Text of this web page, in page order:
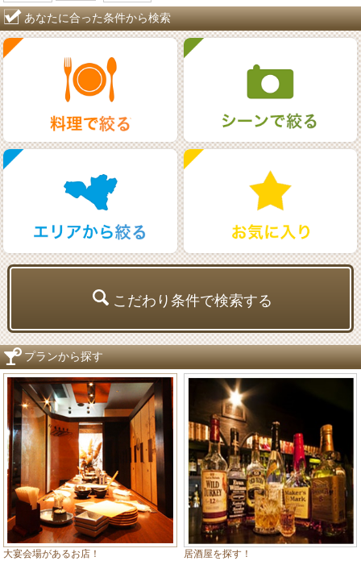
あなたに合った条件から検索
こだわり条件で検索する
プランから探す
大宴会場があるお店！ 居酒屋を探す！